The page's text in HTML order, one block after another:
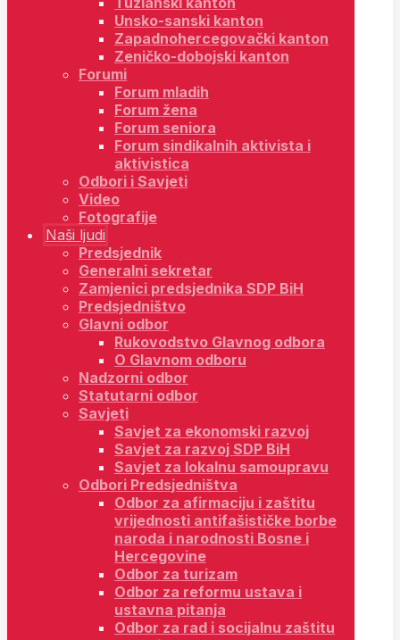
Unsko-sanski kanton
Zapadnohercegovački kanton
Zeničko-dobojski kanton
Forumi
Forum mladih
Forum žena
Forum seniora
Forum sindikalnih aktivista i
aktivistica
Odbori i Savjeti
Video
Fotografije
Naši ljudi
Predsjednik
Generalni sekretar
Zamjenici predsjednika SDP BiH
Predsjedništvo
Glavni odbor
Rukovodstvo Glavnog odbora
O Glavnom odboru
Nadzorni odbor
Statutarni odbor
Savjeti
Savjet za ekonomski razvoj
Savjet za razvoj SDP BiH
Savjet za lokalnu samoupravu
Odbori Predsjedništva
Odbor za afirmaciju i zaštitu
vrijednosti antifašističke borbe
naroda i narodnosti Bosne i
Hercegovine
Odbor za turizam
Odbor za reformu ustava i
ustavna pitanja
Odbor za rad i socijalnu zaštitu